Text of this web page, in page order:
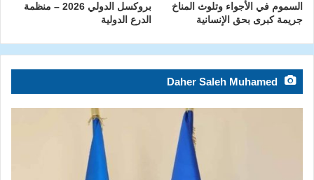
السموم في الأجواء وتلوث المناخ
جريمة كبرى بحق الإنسانية
بروكسل الدولي 2026 – منظمة
الدرع الدولية
Daher Saleh Muhamed